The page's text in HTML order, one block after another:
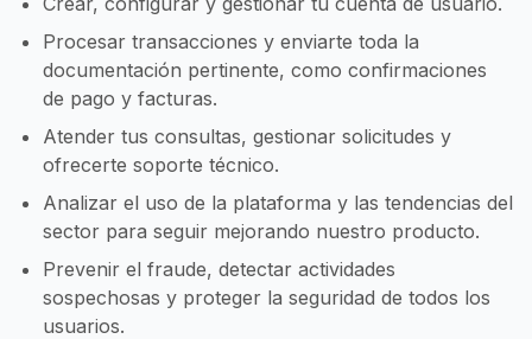
Procesar transacciones y enviarte toda la
documentación pertinente, como confirmaciones
de pago y facturas.
Atender tus consultas, gestionar solicitudes y
ofrecerte soporte técnico.
Analizar el uso de la plataforma y las tendencias del
sector para seguir mejorando nuestro producto.
Prevenir el fraude, detectar actividades
sospechosas y proteger la seguridad de todos los
usuarios.